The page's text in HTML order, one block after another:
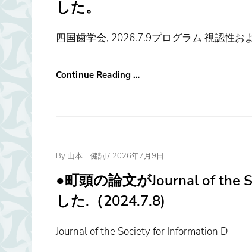
した。
四国歯学会, 2026.7.9プログラム 視認性お
Continue Reading …
By 山本 健詞 / Posted
2026年7月9日
●町頭の論文がJournal of the
した.（2024.7.8)
Journal of the Society for Information D